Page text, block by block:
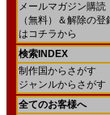
メールマガジン購読
（無料）＆解除の登
はコチラから
検索INDEX
制作国からさがす
ジャンルからさがす
全てのお客様へ